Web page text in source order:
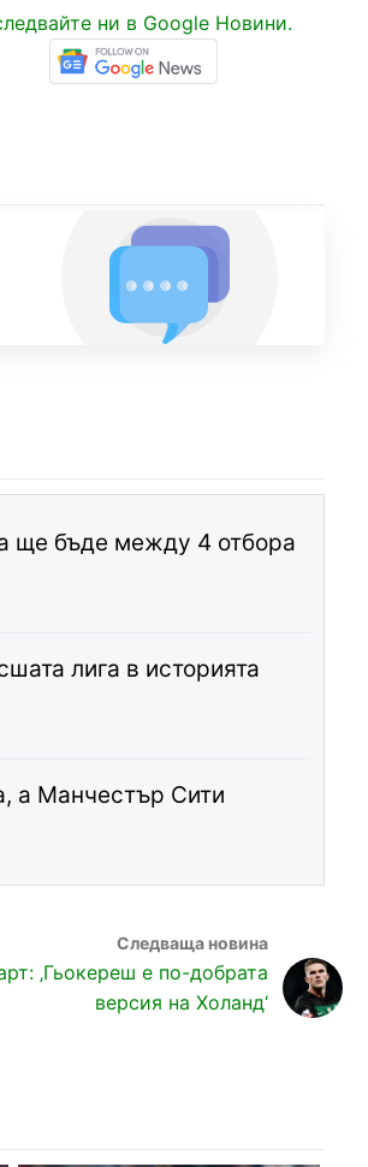
ни в Google Новини.
ще бъде между 4 отбора
лига в историята
а Манчестър Сити
‚Гьокереш е по-добрата
версия на Холанд‘